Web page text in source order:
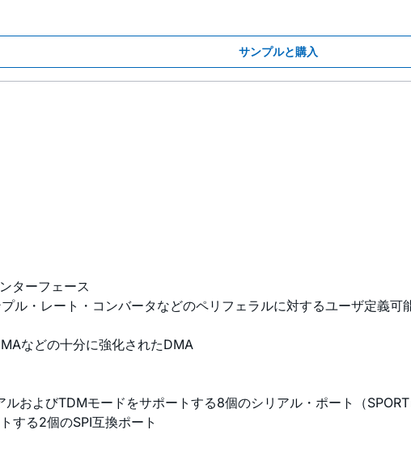
サンプルと購入
ターフェース
ル・レート・コンバータなどのペリフェラルに対するユーザ定義
などの十分に強化されたDMA
およびTDMモードをサポートする8個のシリアル・ポート（SPORT
する2個のSPI互換ポート